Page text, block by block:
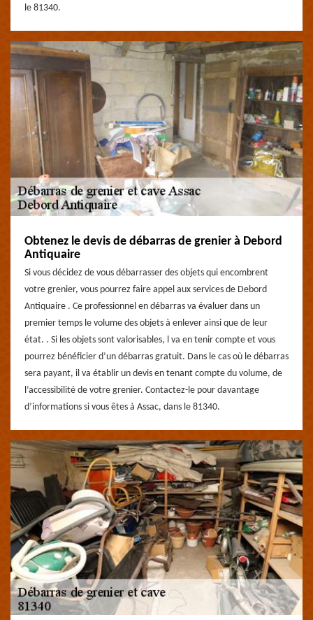
le 81340.
Obtenez le devis de débarras de grenier à Debord
Antiquaire
Si vous décidez de vous débarrasser des objets qui encombrent
votre grenier, vous pourrez faire appel aux services de Debord
Antiquaire . Ce professionnel en débarras va évaluer dans un
premier temps le volume des objets à enlever ainsi que de leur
état. . Si les objets sont valorisables, l va en tenir compte et vous
pourrez bénéficier d’un débarras gratuit. Dans le cas où le débarras
sera payant, il va établir un devis en tenant compte du volume, de
l’accessibilité de votre grenier. Contactez-le pour davantage
d’informations si vous êtes à Assac, dans le 81340.